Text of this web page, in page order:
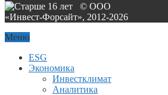
© ООО
«Инвест-Форсайт», 2012-2026
Меню
ESG
Экономика
Инвестклимат
Аналитика